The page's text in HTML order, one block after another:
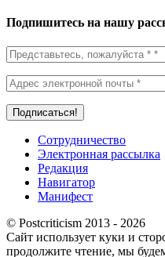
Подпишитесь на нашу
Сотрудничество
Электронная рассылка
Редакция
Навигатор
Манифест
© Postcriticism 2013 - 2026
Сайт использует куки и
продолжите чтение, мы